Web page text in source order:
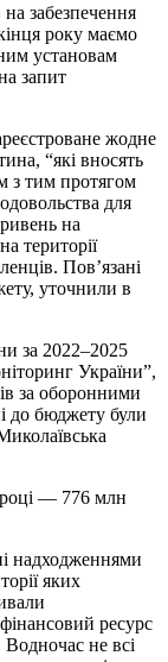
забезпечення
року маємо
установам
запит
жодне
“які вносять
з тим протягом
для
на
території
Пов’язані
уточнили в
за 2022–2025
України”,
за оборонними
до бюджету були
році — 776 млн
надходженнями
яких
ресурс
Водночас не всі